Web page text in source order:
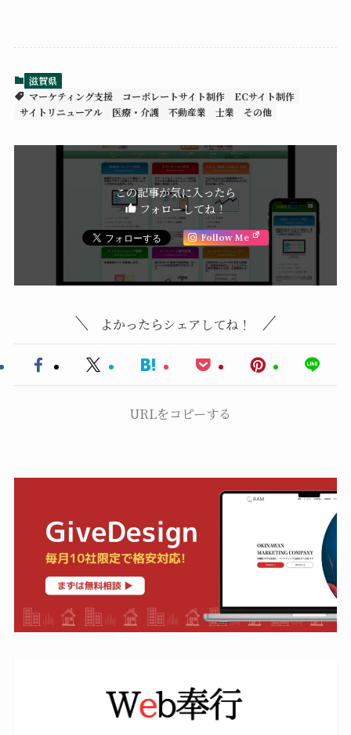
滋賀県
マーケティング支援
コーポレートサイト制作
ECサイト制作
サイトリニューアル
医療・介護 不動産業 士業 その他
この記事が気に入ったら
フォローしてね！
Follow Me
よかったらシェアしてね！
URLをコピーする